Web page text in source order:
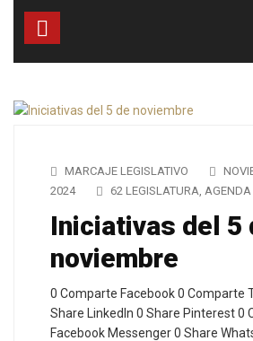
MARCAJE LEGISLATIVO
2024
62 LEGISLATURA AGENDA
Iniciativas del 5
noviembre
0 Comparte Facebook 0 Comparte
Share LinkedIn 0 Share Pinterest 0
Facebook Messenger 0 Share